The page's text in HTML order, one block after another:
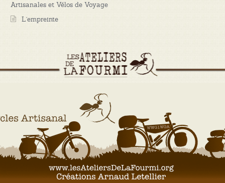
Artisanales et Vélos de Voyage
L’empreinte